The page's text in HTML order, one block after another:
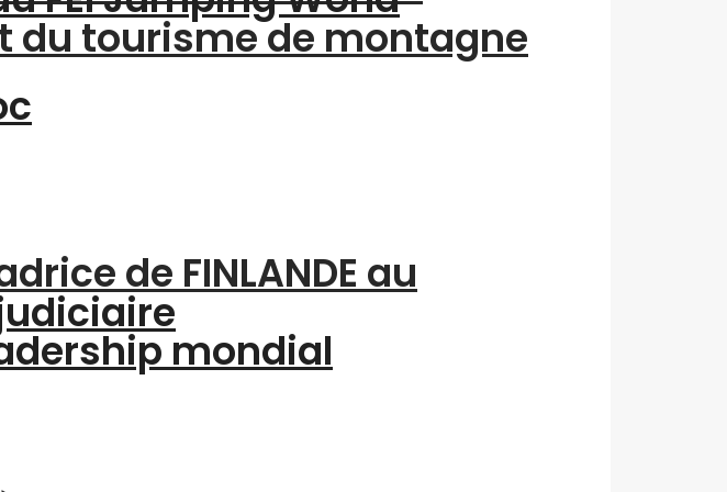
du tourisme de montagne
de FINLANDE au
mondial